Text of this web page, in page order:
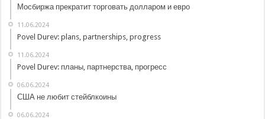
Мосбиржа прекратит торговать долларом и евро
11.06.2024
Povel Durev: plans, partnerships, progress
11.06.2024
Povel Durev: планы, партнерства, прогресс
06.06.2024
США не любит стейблкоины
06.06.2024